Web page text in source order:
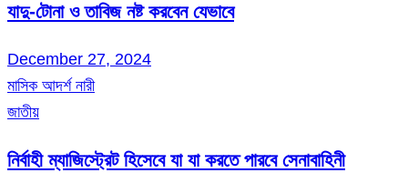
যাদু-টোনা ও তাবিজ নষ্ট করবেন যেভাবে
December 27, 2024
মাসিক আদর্শ নারী
জাতীয়
নির্বাহী ম্যাজিস্ট্রেট হিসেবে যা যা করতে পারবে সেনাবাহিনী